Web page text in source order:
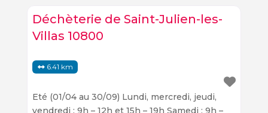
Déchèterie de Saint-Julien-les-
Villas 10800
6.41 km
Eté (01/04 au 30/09) Lundi, mercredi, jeudi,
vendredi : 9h – 12h et 15h – 19h Samedi ; 9h –